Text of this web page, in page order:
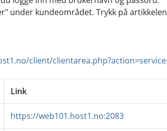
under kundeområdet. Trykk på
client/
Link
https://web101.host1.no:2083